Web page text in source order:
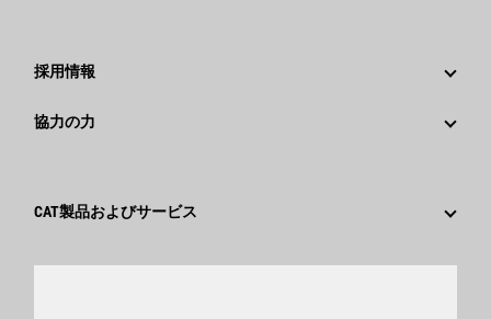
行動規範
イノベーション
メディア情報
採用情報
Caterpillar社を選ぶ理由
協力の力
サプライヤ
CAT製品およびサービス